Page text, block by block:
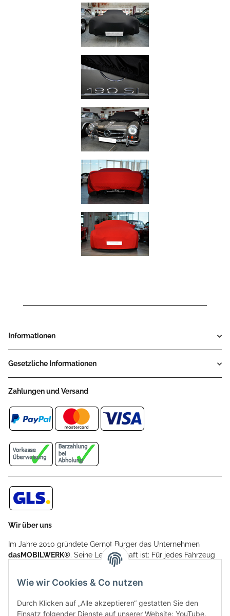
Informationen
Gesetzliche Informationen
Zahlungen und Versand
Wir über uns
Im Jahre 2010 gründete Gernot Burger das Unternehmen
dasMOBILWERK®. Seine Leidenschaft ist: Für jedes Fahrzeug
ein Car Cover anzubieten - passgenau und individuell.
Aufgrund der vielen positiven Kundenrückmeldungen kamen
weitere Produkte, wie Reifenschuhe, Hardtopständer hinzu.
Seine Reifenschoner werden in Deutschland produziert und
sind mit hochwertigen Techniken und Materialien gefertigt.
Wie wir Cookies & Co nutzen
Durch Klicken auf „Alle akzeptieren“ gestatten Sie den
Einsatz folgender Dienste auf unserer Website: YouTube,